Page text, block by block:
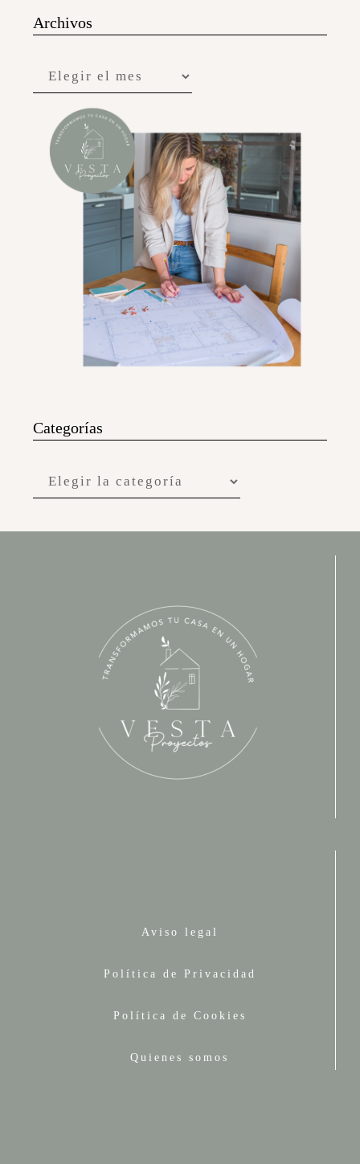
Archivos
Categorías
Aviso legal
Política de Privacidad
Política de Cookies
Quienes somos